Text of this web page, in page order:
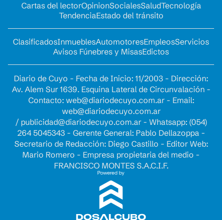
Cartas del lectorOpinionSocialesSaludTecnología
TendenciaEstado del tránsito
ClasificadosInmueblesAutomotoresEmpleosServicios
Avisos Fúnebres y MisasEdictos
Diario de Cuyo - Fecha de Inicio: 11/2003 - Dirección:
Av. Alem Sur 1639. Esquina Lateral de Circunvalación -
Contacto: web@diariodecuyo.com.ar- Email:
web@diariodecuyo.com.ar
/ publicidad@diariodecuyo.com.ar- Whatsapp: (054)
264 5045343 - Gerente General: Pablo Dellazoppa -
Secretario de Redacción: Diego Castillo - Editor Web:
Mario Romero - Empresa propietaria del medio -
FRANCISCO MONTES S.A.C.I.F.